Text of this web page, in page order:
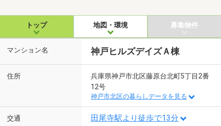
トップ 地図・環境 募集物件
マンション名 神戸ヒルズデイズＡ棟
住所
兵庫県神戸市北区藤原台北町5丁目2番
12号
神戸市北区の暮らしデータを見る
交通 田尾寺駅より徒歩で13分